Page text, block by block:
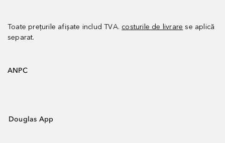
Toate prețurile afișate includ TVA. costurile de livrare se aplică
separat.
ANPC
Douglas App